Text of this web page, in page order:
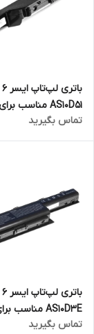
571G
تماس بگیرید
531
تماس بگیرید